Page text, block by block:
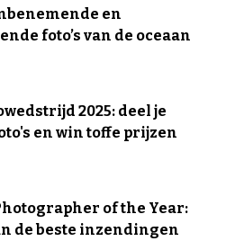
en
foto’s van de oceaan
2025: deel je
en win toffe prijzen
of the Year:
de beste inzendingen